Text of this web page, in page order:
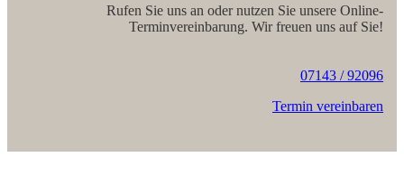
Rufen Sie uns an oder nutzen Sie unsere Online-
Terminvereinbarung. Wir freuen uns auf Sie!
07143 / 92096
Termin vereinbaren